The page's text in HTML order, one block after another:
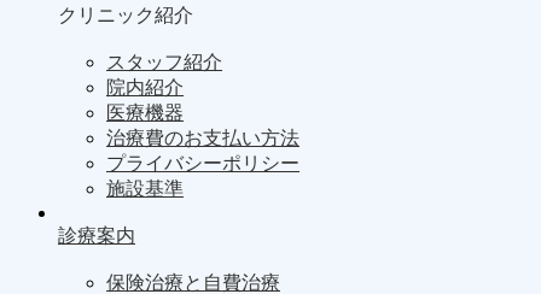
クリニック紹介
スタッフ紹介
院内紹介
医療機器
治療費のお支払い方法
プライバシーポリシー
施設基準
診療案内
保険治療と自費治療